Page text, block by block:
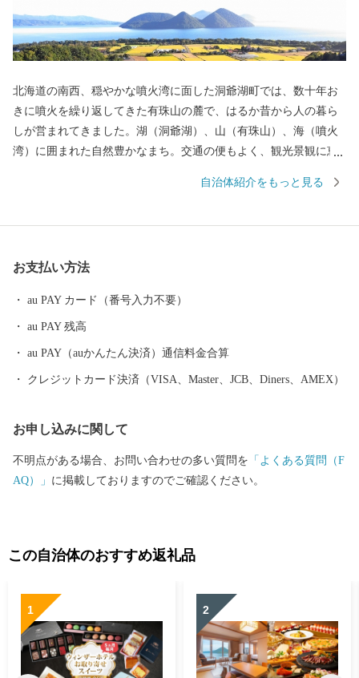
北海道の南西、穏やかな噴火湾に面した洞爺湖町では、数十年お
きに噴火を繰り返してきた有珠山の麓で、はるか昔から人の暮ら
しが営まれてきました。湖（洞爺湖）、山（有珠山）、海（噴火
湾）に囲まれた自然豊かなまち。交通の便もよく、観光景観に恵
て、火山が作り出した雄大な景観と、その特徴を巧みに生かして
地・洞爺湖町から、「大地（ジオ）の恵み」をお届けします。
自治体紹介をもっと見る
お支払い方法
au PAY カード（番号入力不要）
au PAY 残高
au PAY（auかんたん決済）通信料金合算
クレジットカード決済（VISA、Master、JCB、Diners、AMEX）
お申し込みに関して
不明点がある場合、お問い合わせの多い質問を 「よくある質問（F
AQ）」 に掲載しておりますのでご確認ください。
この自治体のおすすめ返礼品
1 2